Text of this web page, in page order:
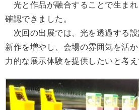
光と作品が融合することで生ま
確認できました。
次回の出展では、光を透過する設
新作を増やし、会場の雰囲気を活
力的な展示体験を提供したいと考え